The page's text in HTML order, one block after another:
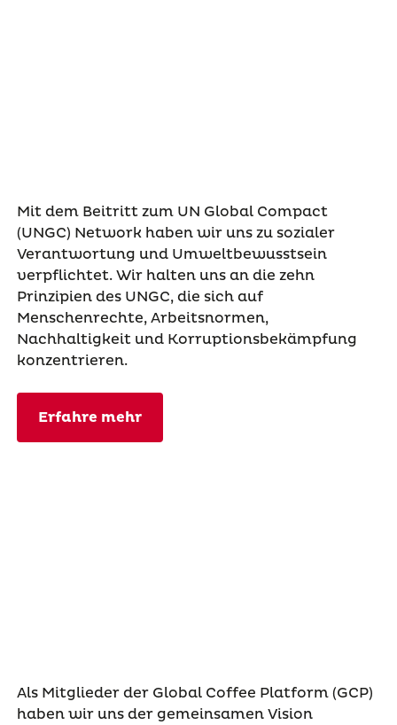
Mit dem Beitritt zum UN Global Compact
(UNGC) Network haben wir uns zu sozialer
Verantwortung und Umweltbewusstsein
verpflichtet. Wir halten uns an die zehn
Prinzipien des UNGC, die sich auf
Menschenrechte, Arbeitsnormen,
Nachhaltigkeit und Korruptionsbekämpfung
konzentrieren.
Erfahre mehr
Als Mitglieder der Global Coffee Platform (GCP)
haben wir uns der gemeinsamen Vision